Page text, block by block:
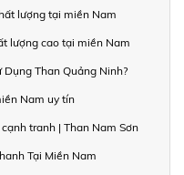
lượng tại miền Nam
lượng cao tại miền Nam
Than Quảng Ninh?
Nam uy tín
tranh | Than Nam Sơn
Tại Miền Nam